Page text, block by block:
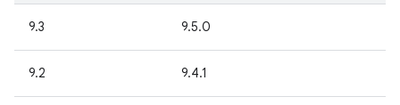
9.3 9.5.0
9.2 9.4.1